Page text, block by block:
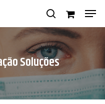
to close
Soluções